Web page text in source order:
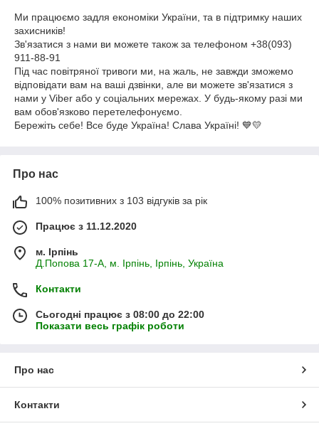
Ми працюємо задля економіки України, та в підтримку наших
захисників!
Зв'язатися з нами ви можете також за телефоном +38(093)
911-88-91
Під час повітряної тривоги ми, на жаль, не завжди зможемо
відповідати вам на ваші дзвінки, але ви можете зв'язатися з
нами у Viber або у соціальних мережах. У будь-якому разі ми
вам обов'язково перетелефонуємо.
Бережіть себе! Все буде Україна! Слава Україні! 💙💛
Про нас
100% позитивних з 103 відгуків за рік
Працює з 11.12.2020
м. Ірпінь
Д.Попова 17-А, м. Ірпінь, Ірпінь, Україна
Контакти
Сьогодні працює з 08:00 до 22:00
Показати весь графік роботи
Про нас
Контакти